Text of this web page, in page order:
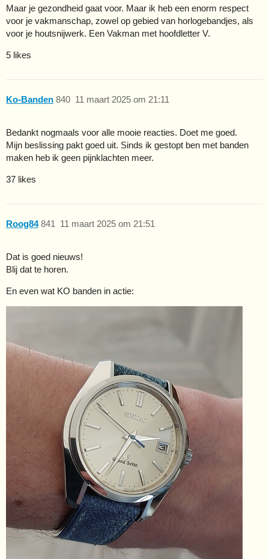
Maar je gezondheid gaat voor. Maar ik heb een enorm respect
voor je vakmanschap, zowel op gebied van horlogebandjes, als
voor je houtsnijwerk. Een Vakman met hoofdletter V.
5 likes
Ko-Banden 11 maart 2025 om 21:11
840
Bedankt nogmaals voor alle mooie reacties. Doet me goed.
Mijn beslissing pakt goed uit. Sinds ik gestopt ben met banden
maken heb ik geen pijnklachten meer.
37 likes
Roog84 11 maart 2025 om 21:51
841
Dat is goed nieuws!
Blij dat te horen.
En even wat KO banden in actie: